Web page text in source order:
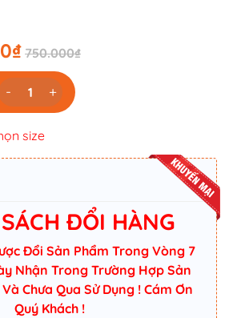
750.000₫
- +
size
ĐỔI HÀNG
Đổi Sản Phẩm Trong Vòng 7
Nhận Trong Trường Hợp Sản
Chưa Qua Sử Dụng ! Cám Ơn
Quý Khách !